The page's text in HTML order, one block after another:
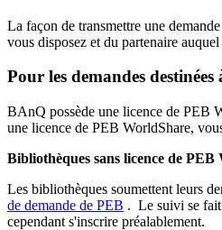
La façon de transmettre une
vous disposez et du partenaire
Pour les demandes
BAnQ possède une licence de PEB
une licence de PEB WorldShare,
Bibliothèques sans licence de PEB
Les bibliothèques soumettent leurs
de demande de PEB . Le suivi se
cependant s'inscrire préalablement.